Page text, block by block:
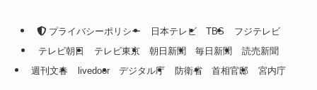
プライバシーポリシー 日本テレビ TBS
フジテレビ
テレビ朝日
テレビ東京 朝日新聞 毎日新聞
読売新聞
週刊文春
livedoor デジタル庁 防衛省 首相官邸 宮内庁